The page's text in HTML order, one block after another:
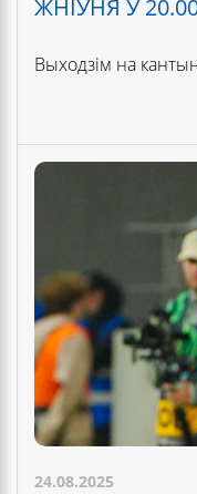
ЖНІЎНЯ Ў
Выходзім на
24.08.2025